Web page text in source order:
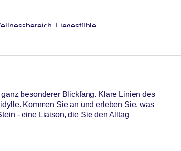
Liegestühle
im öffentlichen Bereich, an der Rezeption/in der
Tagungsequipment: gegen Gebühr, Coffee
besonderer Blickfang. Klare Linien des
Kommen Sie an und erleben Sie, was
- eine Liaison, die Sie den Alltag